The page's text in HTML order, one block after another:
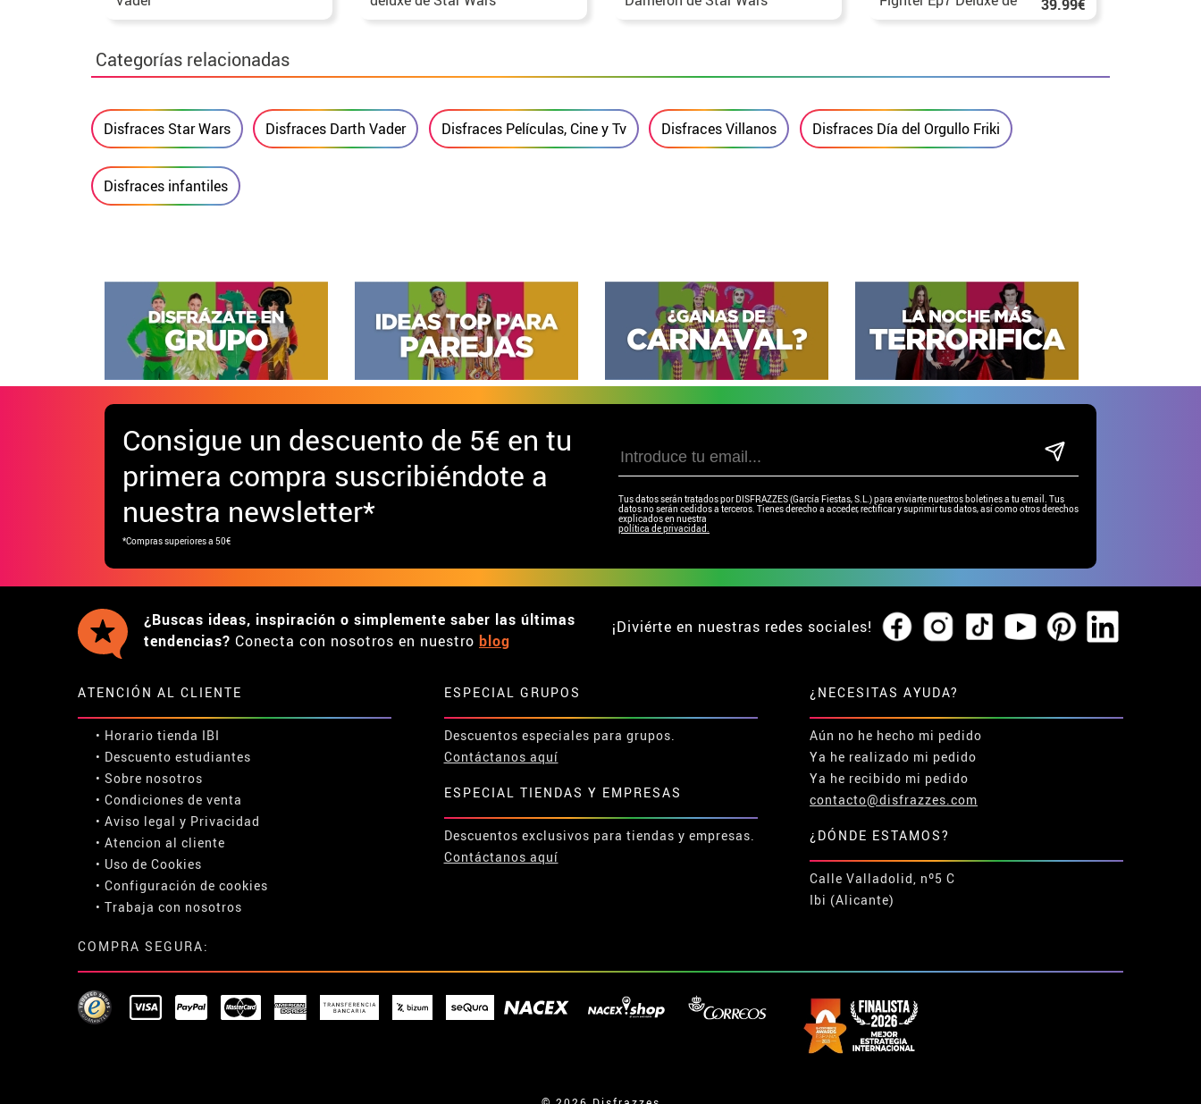
Star Wars para niño 39.99€
Categorías relacionadas
Disfraces Star Wars Disfraces Darth Vader Disfraces Películas, Cine y Tv Disfraces Villanos Disfraces Día del Orgullo Friki
Disfraces infantiles
Consigue un descuento de 5€ en tu
primera compra suscribiéndote a
nuestra newsletter*
*Compras superiores a 50€
Tus datos serán tratados por DISFRAZZES (García Fiestas, S.L.) para enviarte nuestros boletines a tu email. Tus
datos no serán cedidos a terceros. Tienes derecho a acceder, rectificar y suprimir tus datos, así como otros derechos
explicados en nuestra
política de privacidad.
¿Buscas ideas, inspiración o simplemente saber las últimas
tendencias? Conecta con nosotros en nuestro blog
¡Diviérte en nuestras redes sociales!
ATENCIÓN AL CLIENTE
• Horario tienda IBI
• Descuento estudiantes
• Sobre nosotros
• Condiciones de venta
• Aviso legal y Privacidad
• Atencion al cliente
• Uso de Cookies
• Configuración de cookies
• Trabaja con nosotros
ESPECIAL GRUPOS
Descuentos especiales para grupos.
Contáctanos aquí
ESPECIAL TIENDAS Y EMPRESAS
Descuentos exclusivos para tiendas y empresas.
Contáctanos aquí
¿NECESITAS AYUDA?
Aún no he hecho mi pedido
Ya he realizado mi pedido
Ya he recibido mi pedido
contacto@disfrazzes.com
¿DÓNDE ESTAMOS?
Calle Valladolid, nº5 C
Ibi (Alicante)
COMPRA SEGURA: